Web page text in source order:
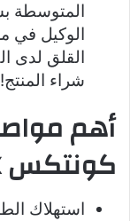
المتوسطة
الوكيل في
القلق لدى
شراء المنتج!
أهم
كونتكس CONTEX
استهلاك